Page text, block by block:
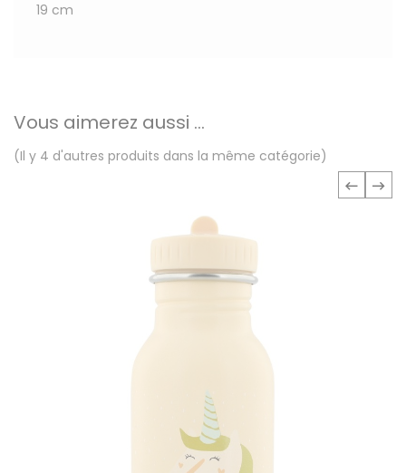
19 cm
Vous aimerez aussi ...
(Il y 4 d'autres produits dans la même catégorie)